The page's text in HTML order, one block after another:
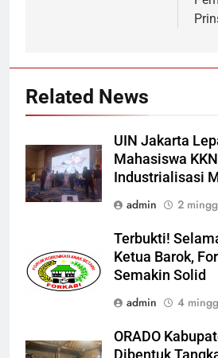
Related News
UIN Jakarta
Mahasiswa
Industrialisasi
admin
2
Terbukti!
Ketua Barok,
Semakin Solid
admin
4
ORADO